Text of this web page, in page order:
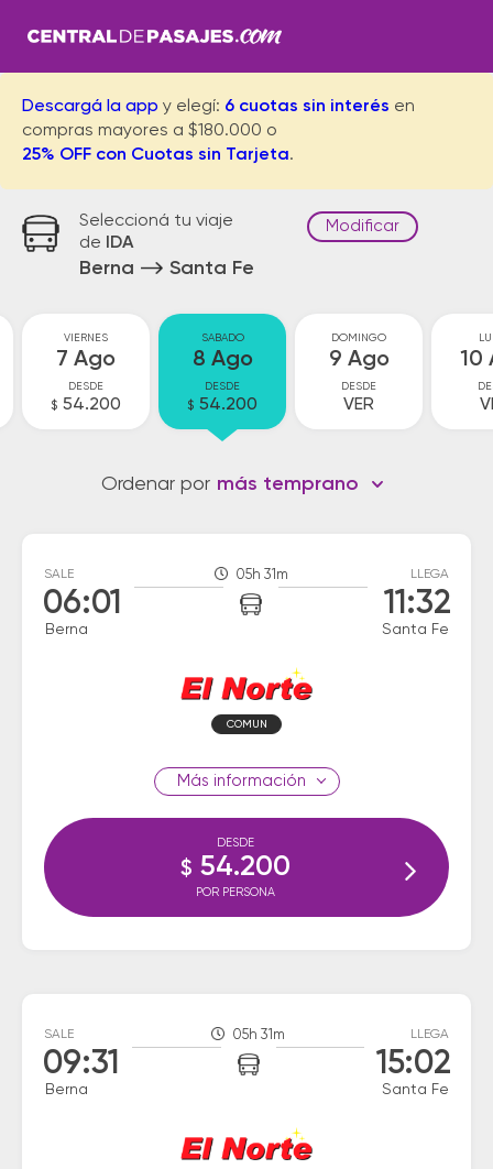
Descargá la app y elegí: 6 cuotas sin interés en
compras mayores a $180.000 o
25% OFF con Cuotas sin Tarjeta.
Seleccioná tu viaje
de
IDA
Berna Santa Fe
Modificar
VIERNES
7 Ago
DESDE
$ 54.200
SABADO
8 Ago
DESDE
$ 54.200
DOMINGO
9 Ago
DESDE
VER
10
Ordenar por más temprano
SALE
06:01
Berna
05h 31m LLEGA
11:32
Santa Fe
COMUN
información
DESDE
$ 54.200
POR PERSONA
SALE
09:31
Berna
05h 31m LLEGA
15:02
Santa Fe